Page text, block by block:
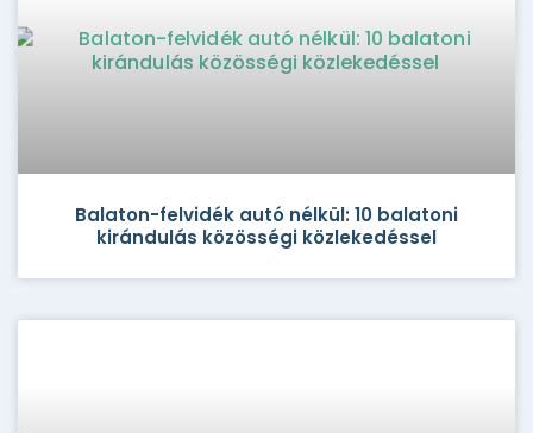
Balaton-felvidék autó nélkül: 10 balatoni
kirándulás közösségi közlekedéssel